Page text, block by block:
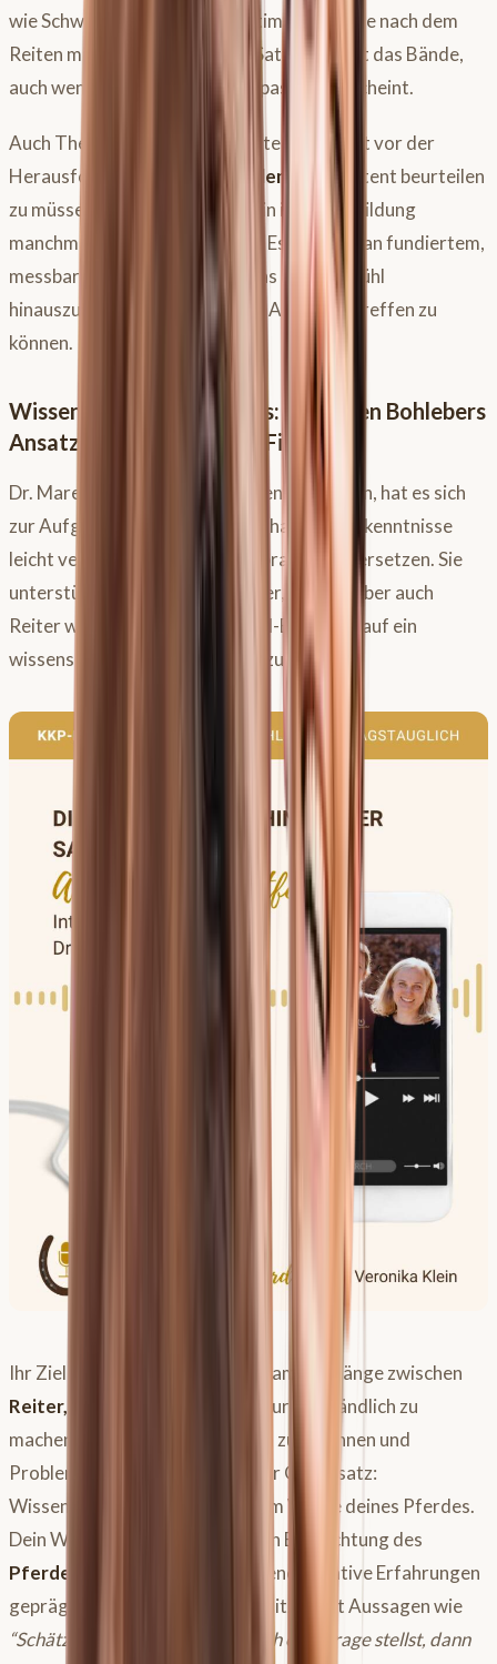
wie Schwellungen an einer bestimmten Stelle nach dem
Reiten mit einem bestimmten Sattel, spricht das Bände,
auch wenn der Sattel im Stand passend erscheint.
Auch Therapeuten und Tierärzte stehen oft vor der
Herausforderung,
Sattelprobleme
kompetent beurteilen
zu müssen, obwohl das Thema in ihrer Ausbildung
manchmal nur angerissen wird. Es fehlt oft an fundiertem,
messbarem Wissen, um über das Bauchgefühl
hinauszukommen und konkrete Aussagen treffen zu
können.
Wissenschaft trifft Praxis: Dr. Maren Bohlebers
Ansatz “Scientific Saddle Fitting”
Dr. Maren Bohleber, Sattelwissenschaftlerin, hat es sich
zur Aufgabe gemacht, wissenschaftliche Erkenntnisse
leicht verständlich in die Sattelpraxis zu übersetzen. Sie
unterstützt Pferdeprofis, Sattler, Firmen, aber auch
Reiter wie dich dabei, ihre Sattel-Expertise auf ein
wissenschaftliches Fundament zu stellen.
Ihr Ziel ist es, die komplexen Zusammenhänge zwischen
Reiter,
nicht nur verständlich zu
machen, sondern auch Ursachen zu erkennen und
Probleme nachhaltig zu lösen. Ihr Grundsatz:
Wissenschaft und Vertrauen zum Wohle deines Pferdes.
Dein Weg zur wissenschaftlichen Betrachtung des
Pferdesattels
ist oft durch eigene negative Erfahrungen
geprägt. Wenn du als Pferdebesitzer mit Aussagen wie
“Schätzelchen, wenn du jetzt noch eine Frage stellst, dann